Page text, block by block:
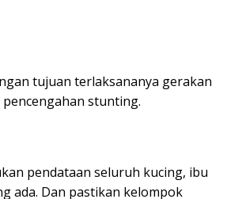
tujuan terlaksananya gerakan
stunting.
pendataan seluruh kucing, ibu
ada. Dan pastikan kelompok